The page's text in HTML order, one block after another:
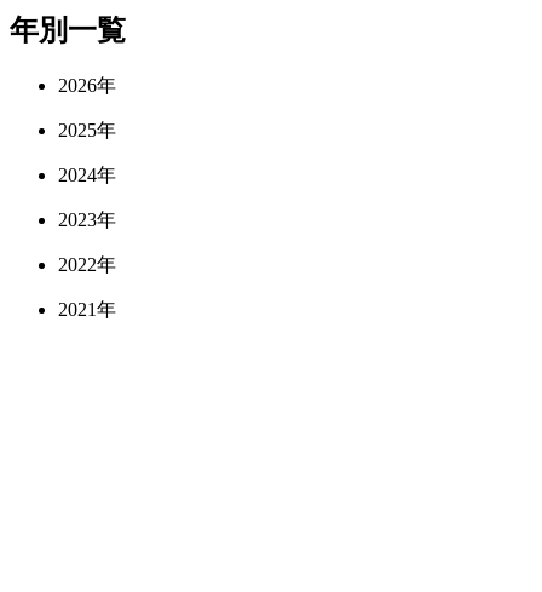
年別一覧
2026年
2025年
2024年
2023年
2022年
2021年